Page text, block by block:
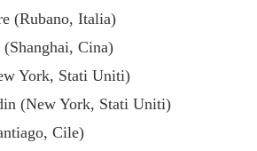
(Rubano, Italia)
Cina)
York, Stati Uniti)
(New York, Stati Uniti)
Cile)